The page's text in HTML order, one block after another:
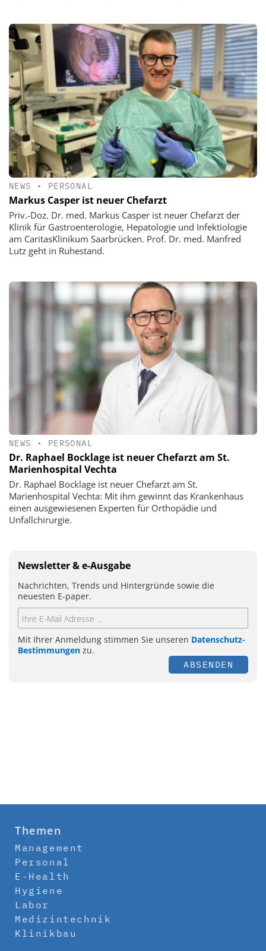
NEWS • PERSONAL
Markus Casper ist neuer Chefarzt
Priv.-Doz. Dr. med. Markus Casper ist neuer Chefarzt der
Klinik für Gastroenterologie, Hepatologie und Infektiologie
am CaritasKlinikum Saarbrücken. Prof. Dr. med. Manfred
Lutz geht in Ruhestand.
NEWS • PERSONAL
Dr. Raphael Bocklage ist neuer Chefarzt am St.
Marienhospital Vechta
Dr. Raphael Bocklage ist neuer Chefarzt am St.
Marienhospital Vechta: Mit ihm gewinnt das Krankenhaus
einen ausgewiesenen Experten für Orthopädie und
Unfallchirurgie.
Newsletter & e-Ausgabe
Nachrichten, Trends und Hintergründe sowie die
neuesten E-paper.
Mit Ihrer Anmeldung stimmen Sie unseren Datenschutz-
Bestimmungen zu.
ABSENDEN
Themen
Management
Personal
E-Health
Hygiene
Labor
Medizintechnik
Klinikbau